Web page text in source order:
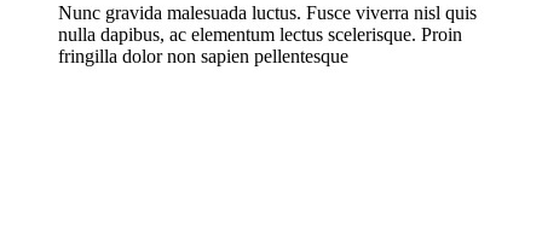
Nunc gravida malesuada luctus. Fusce viverra nisl quis
nulla dapibus, ac elementum lectus scelerisque. Proin
fringilla dolor non sapien pellentesque